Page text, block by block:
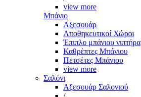
view more
Μπάνιο
Αξεσουάρ
Αποθηκευτικοί Χώροι
Έπιπλο μπάνιου νιπτήρα
Καθρέπτες Μπάνιου
Πετσέτες Μπάνιου
view more
Σαλόνι
Αξεσουάρ Σαλονιού